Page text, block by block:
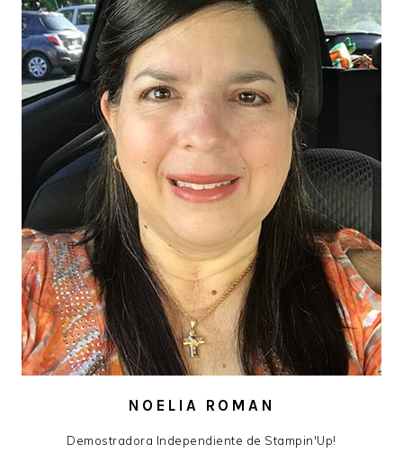
NOELIA ROMAN
Demostradora Independiente de Stampin'Up!